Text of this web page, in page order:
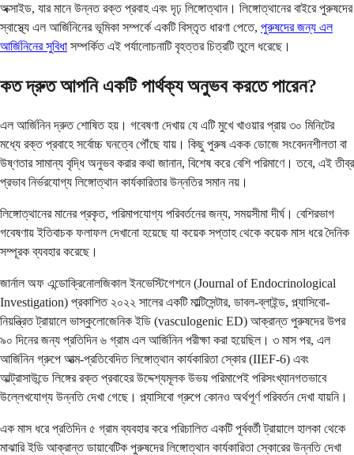
অক্সাইড, যার মানে উন্নত রক্ত ​​প্রবাহ এবং দৃঢ় লিঙ্গোত্থান। লিঙ্গোত্থানের বাইরে পুরুষদের
স্বাস্থ্যে এল আর্জিনিনের ভূমিকা সম্পর্কে একটি বিস্তৃত ধারণা পেতে, পুরুষদের জন্য এল
আর্জিনিনের সুবিধা সম্পর্কিত এই পর্যালোচনাটি বৃহত্তর চিত্রটি তুলে ধরেছে।
কত দ্রুত আপনি একটি পার্থক্য অনুভব করতে পারেন?
এল আর্জিনিন দ্রুত শোষিত হয়। গবেষণা দেখায় যে এটি মুখে খাওয়ার প্রায় ৩০ মিনিটের
মধ্যে রক্ত ​​প্রবাহে সর্বোচ্চ ঘনত্বে পৌঁছে যায়। কিছু পুরুষ একক ডোজে সংবেদনশীলতা বা
উষ্ণতার সামান্য বৃদ্ধি অনুভব করার কথা জানান, বিশেষ করে বেশি পরিমাণে। তবে, এই তীব্র
প্রভাব নির্ভরযোগ্য লিঙ্গোত্থান কার্যকারিতার উন্নতির সমান নয়।
লিঙ্গোত্থানের মানের প্রকৃত, পরিমাপযোগ্য পরিবর্তনের জন্য, সময়সীমা দীর্ঘ। বেশিরভাগ
গবেষণায় ইতিবাচক ফলাফল দেখানো হয়েছে যা কয়েক সপ্তাহ থেকে কয়েক মাস ধরে দৈনিক
সম্পূরক ব্যবহার করেছে।
জার্নাল অফ এন্ডোক্রিনোলজিকাল ইনভেস্টিগেশনে (Journal of Endocrinological
Investigation) প্রকাশিত ২০২২ সালের একটি মাল্টিসেন্টার, ডাবল-ব্লাইন্ড, প্ল্যাসিবো-
নিয়ন্ত্রিত ট্রায়ালে ভাস্কুলোজেনিক ইডি (vasculogenic ED) আক্রান্ত পুরুষদের উপর
৯০ দিনের জন্য প্রতিদিন ৬ গ্রাম এল আর্জিনিন পরীক্ষা করা হয়েছিল। ৩ মাস পর, এল
আর্জিনিন গ্রুপে আত্ম-প্রতিবেদিত লিঙ্গোত্থান কার্যকারিতা স্কোর (IIEF-6) এবং
আল্ট্রাসাউন্ডে লিঙ্গের রক্ত ​​প্রবাহের উদ্দেশ্যমূলক উভয় পরিমাপেই পরিসংখ্যানগতভাবে
উল্লেখযোগ্য উন্নতি দেখা গেছে। প্ল্যাসিবো গ্রুপে কোনও অর্থপূর্ণ পরিবর্তন দেখা যায়নি।
এক মাস ধরে প্রতিদিন ৫ গ্রাম ব্যবহার করে পরিচালিত একটি পূর্ববর্তী ট্রায়ালে হালকা থেকে
মাঝারি ইডি আক্রান্ত ডায়াবেটিক পুরুষদের লিঙ্গোত্থান কার্যকারিতা স্কোরের উন্নতি দেখা